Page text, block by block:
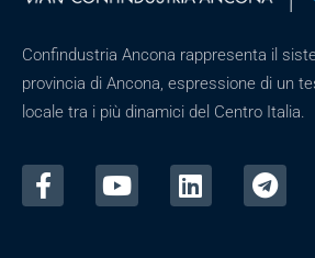
Confindustria Ancona rappresenta il
provincia di Ancona, espressione di un
locale tra i più dinamici del Centro Italia.